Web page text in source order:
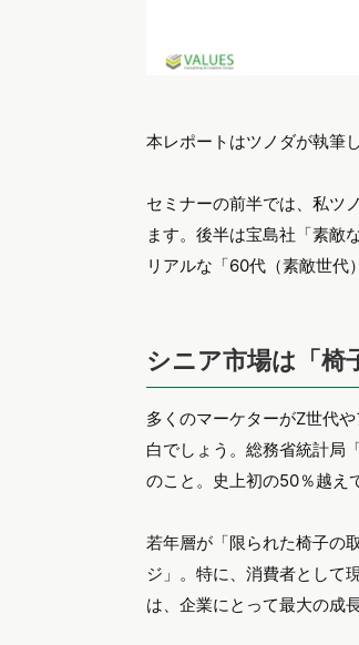
本レポートはツノダが執筆
セミナーの前半では、私ツ
ます。後半は宝島社「素敵
リアルな「60代（素敵世代
シニア市場は「椅
多くのマーケターがZ世代
白でしょう。総務省統計局
のこと。史上初の50％越え
若年層が「限られた椅子の
ジ」。特に、消費者として
は、企業にとって最大の成